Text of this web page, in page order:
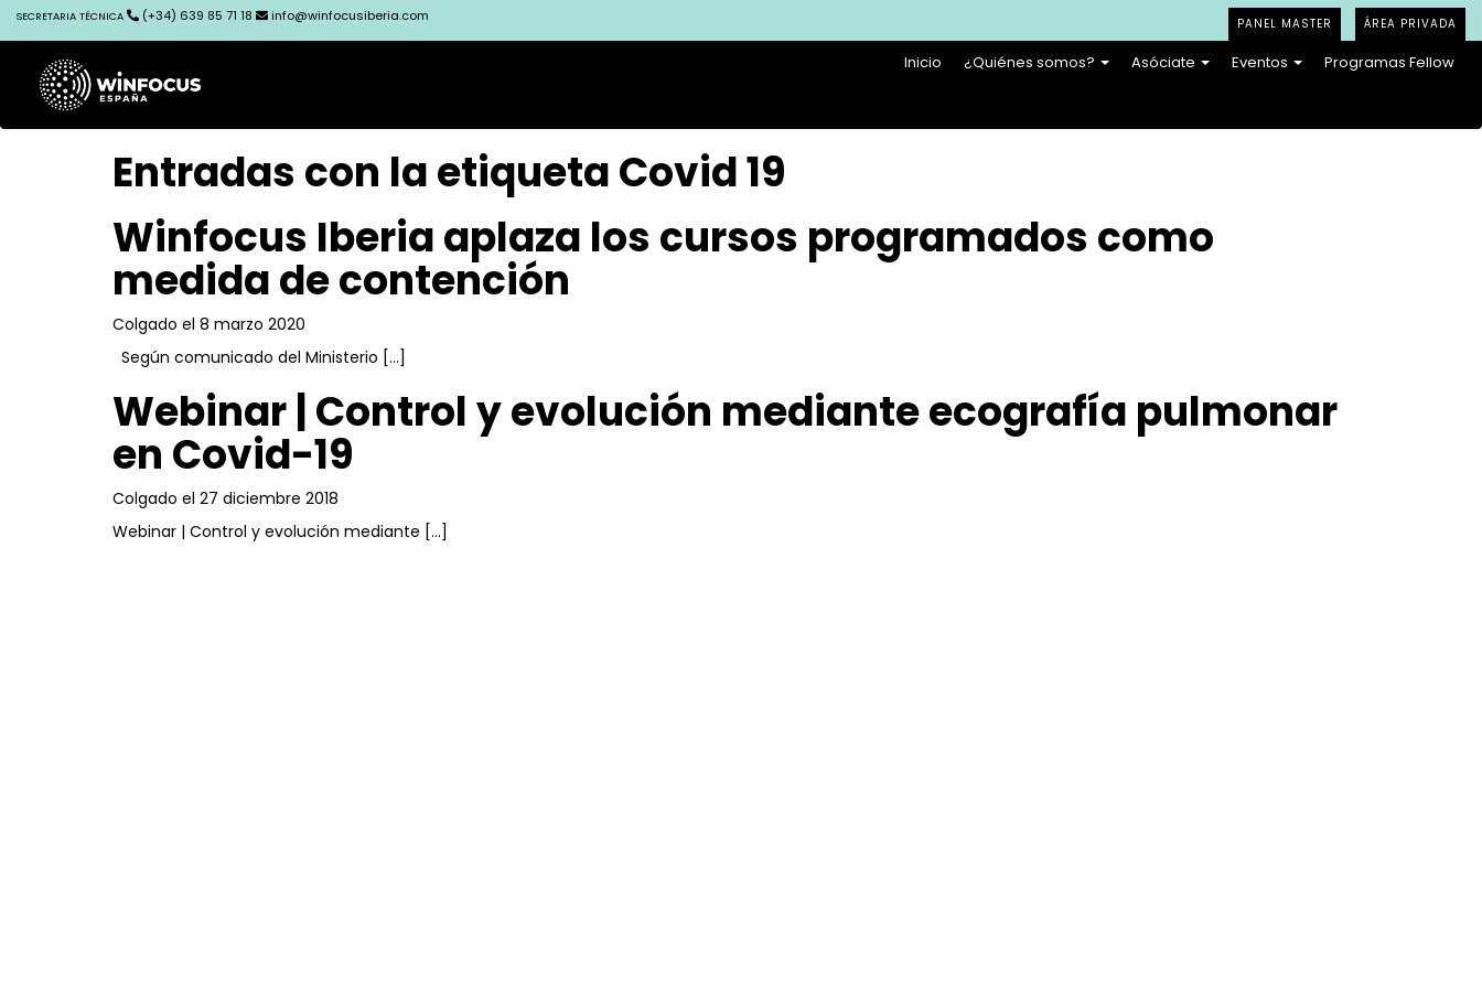
SECRETARIA TÉCNICA (+34) 639 85 71 18 info@winfocusiberia.com PANEL MASTER ÁREA PRIVADA
Inicio ¿Quiénes somos? Asóciate Eventos Programas Fellow
Entradas con la etiqueta Covid 19
Winfocus Iberia aplaza los cursos programados como
medida de contención
Colgado el 8 marzo 2020
Según comunicado del Ministerio […]
Webinar | Control y evolución mediante ecografía pulmonar
en Covid-19
Colgado el 27 diciembre 2018
Webinar | Control y evolución mediante […]